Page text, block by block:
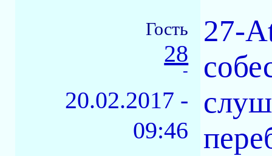
Гость
28
-
20.02.2017 -
09:46
27-